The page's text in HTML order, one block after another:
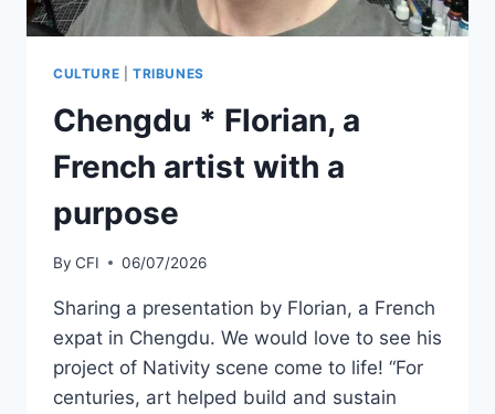
CULTURE TRIBUNES
Chengdu * Florian, a
French artist with a
purpose
By CFI 06/07/2026
Sharing a presentation by Florian, a French
expat in Chengdu. We would love to see his
project of Nativity scene come to life! “For
centuries, art helped build and sustain